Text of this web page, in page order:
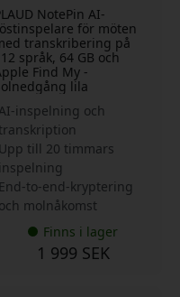
NotePin AI-
för möten
transkribering på
språk, 64 GB och
Find My -
lila
AI-inspelning och
transkription
Upp till 20 timmars
inspelning
End-to-end-kryptering
och molnåkomst
Finns i lager
1 999 SEK